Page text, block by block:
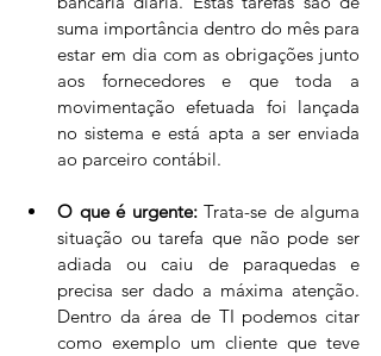
suma importância dentro do mês para
estar em dia com as obrigações junto
aos fornecedores e que toda a
movimentação efetuada foi lançada
no sistema e está apta a ser enviada
ao parceiro contábil.
O que é urgente: Trata-se de alguma
situação ou tarefa que não pode ser
adiada ou caiu de paraquedas e
precisa ser dado a máxima atenção.
Dentro da área de TI podemos citar
como exemplo um cliente que teve